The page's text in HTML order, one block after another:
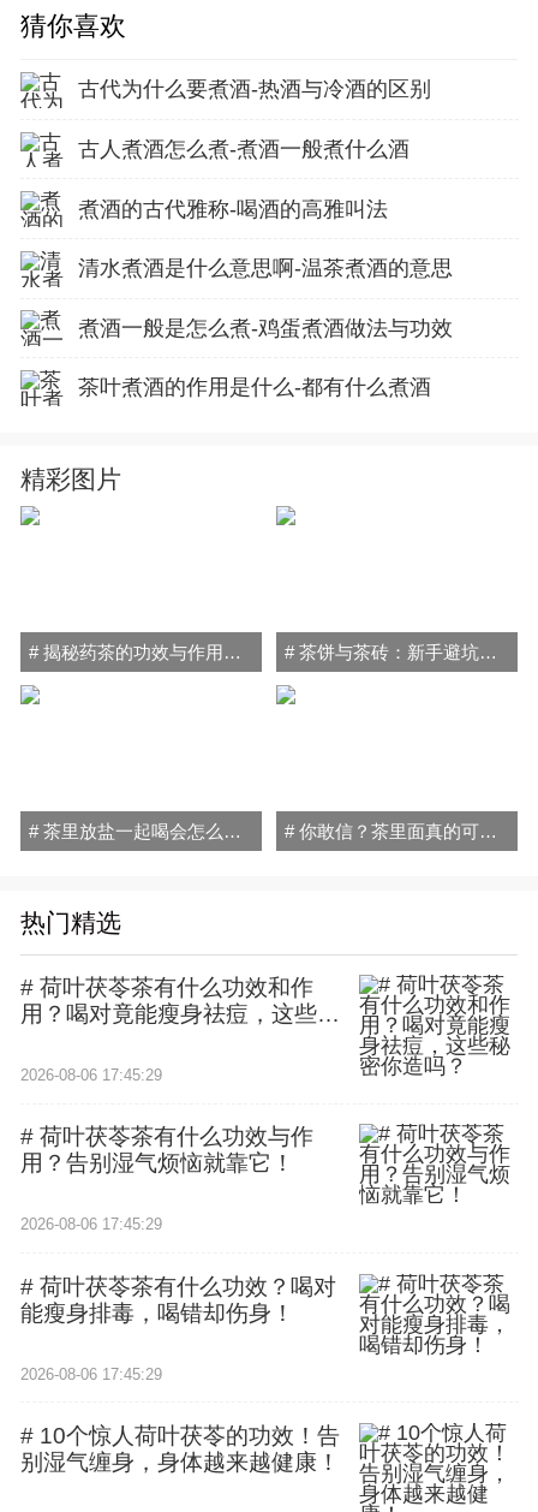
猜你喜欢
古代为什么要煮酒-热酒与冷酒的区别
古人煮酒怎么煮-煮酒一般煮什么酒
煮酒的古代雅称-喝酒的高雅叫法
清水煮酒是什么意思啊-温茶煮酒的意思
煮酒一般是怎么煮-鸡蛋煮酒做法与功效
茶叶煮酒的作用是什么-都有什么煮酒
精彩图片
# 揭秘药茶的功效与作用禁忌：喝对健康加分，喝错小心伤身！ # 茶饼与茶砖：新手避坑指南，轻松搞懂普洱茶的秘密！
# 茶里放盐一起喝会怎么样？小心喝出"健康隐患"！ # 你敢信？茶里面真的可以放盐喝！原因和方法全在这
热门精选
# 荷叶茯苓茶有什么功效和作
用？喝对竟能瘦身祛痘，这些秘
2026-08-06 17:45:29
# 荷叶茯苓茶有什么功效与作
用？告别湿气烦恼就靠它！
2026-08-06 17:45:29
# 荷叶茯苓茶有什么功效？喝对
能瘦身排毒，喝错却伤身！
2026-08-06 17:45:29
# 10个惊人荷叶茯苓的功效！告
别湿气缠身，身体越来越健康！